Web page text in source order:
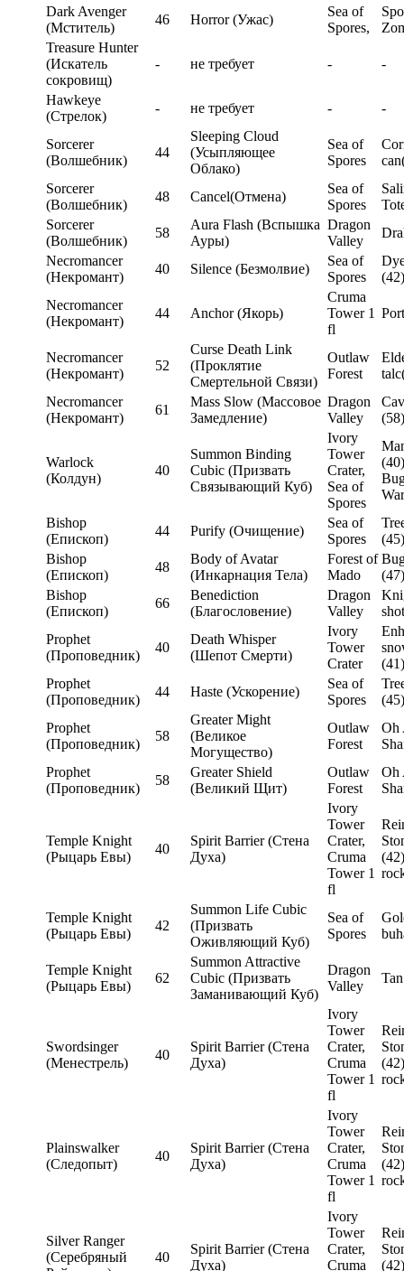
Dark Avenger
(Мститель)
46 Horror (Ужас)
Sea of
Spores,
Treasure Hunter
(Искатель
сокровищ)
- не требует - -
Hawkeye
(Стрелок)
- не требует - -
Sorcerer
(Волшебник)
44
Sleeping Cloud
(Усыпляющее
Облако)
Sea of
Spores
Sorcerer
(Волшебник)
48 Cancel(Отмена)
Sea of
Spores
Sorcerer
(Волшебник)
58
Aura Flash (Вспышка
Ауры)
Dragon
Valley
Necromancer
(Некромант)
40 Silence (Безмолвие)
Sea of
Spores
(42)
Necromancer
(Некромант)
44 Anchor (Якорь)
Cruma
Tower 1
fl
Necromancer
(Некромант)
52
Curse Death Link
(Проклятие
Смертельной Связи)
Outlaw
Forest
Necromancer
(Некромант)
61
Mass Slow (Массовое
Замедление)
Dragon
Valley
(58)
Warlock
(Колдун)
40
Summon Binding
Cubic (Призвать
Связывающий Куб)
Ivory
Tower
Crater,
Sea of
Spores
Bishop
(Епископ)
44 Purify (Очищение)
Sea of
Spores
(45)
Bishop
(Епископ)
48
Body of Avatar
(Инкарнация Тела)
Forest of
Mado
(47)
Bishop
(Епископ)
66
Benediction
(Благословение)
Dragon
Valley
Prophet
(Проповедник)
40
Death Whisper
(Шепот Смерти)
Ivory
Tower
Crater
(41)
Prophet
(Проповедник)
44 Haste (Ускорение)
Sea of
Spores
(45)
Prophet
(Проповедник)
58
Greater Might
(Великое
Могущество)
Outlaw
Forest
Oh
Prophet
(Проповедник)
58
Greater Shield
(Великий Щит)
Outlaw
Forest
Oh
Temple Knight
(Рыцарь Евы)
40
Spirit Barrier (Стена
Духа)
Ivory
Tower
Crater,
Cruma
Tower 1
fl
Temple Knight
(Рыцарь Евы)
42
Summon Life Cubic
(Призвать
Оживляющий Куб)
Sea of
Spores
Temple Knight
(Рыцарь Евы)
62
Summon Attractive
Cubic (Призвать
Заманивающий Куб)
Dragon
Valley
Swordsinger
(Менестрель)
40
Spirit Barrier (Стена
Духа)
Ivory
Tower
Crater,
Cruma
Tower 1
fl
Plainswalker
(Следопыт)
40
Spirit Barrier (Стена
Духа)
Ivory
Tower
Crater,
Cruma
Tower 1
fl
Silver Ranger
(Серебряный
40
Spirit Barrier (Стена
Духа)
Ivory
Tower
Crater,
Cruma